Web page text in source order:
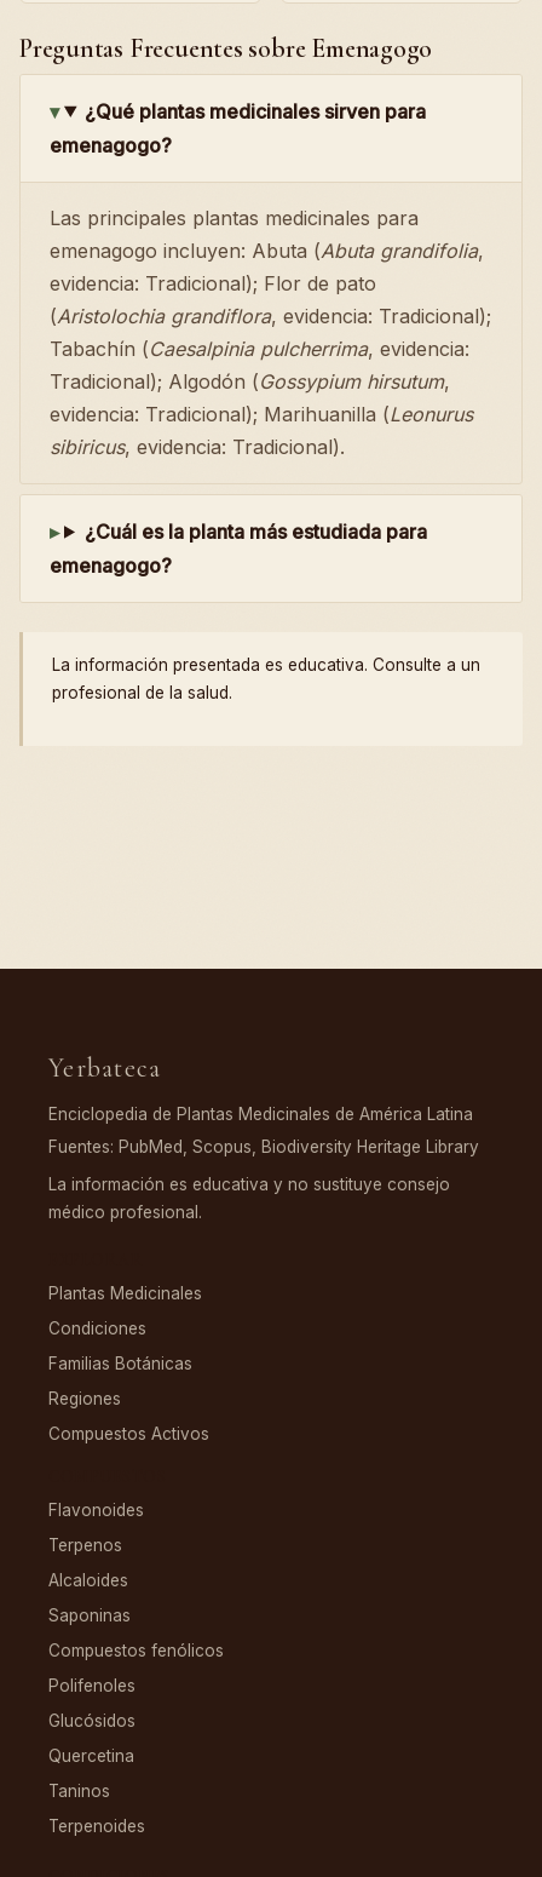
Preguntas Frecuentes sobre Emenagogo
¿Qué plantas medicinales sirven para
emenagogo?
Las principales plantas medicinales para
emenagogo incluyen: Abuta (Abuta grandifolia,
evidencia: Tradicional); Flor de pato
(Aristolochia grandiflora, evidencia: Tradicional);
Tabachín (Caesalpinia pulcherrima, evidencia:
Tradicional); Algodón (Gossypium hirsutum,
evidencia: Tradicional); Marihuanilla (Leonurus
sibiricus, evidencia: Tradicional).
¿Cuál es la planta más estudiada para
emenagogo?
La información presentada es educativa. Consulte a un
profesional de la salud.
Yerbateca
Enciclopedia de Plantas Medicinales de América Latina
Fuentes: PubMed, Scopus, Biodiversity Heritage Library
La información es educativa y no sustituye consejo
médico profesional.
Plantas Medicinales
Condiciones
Familias Botánicas
Regiones
Compuestos Activos
Flavonoides
Terpenos
Alcaloides
Saponinas
Compuestos fenólicos
Polifenoles
Glucósidos
Quercetina
Taninos
Terpenoides